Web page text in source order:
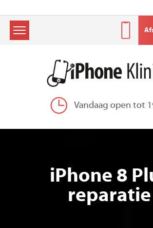
Vandaag open tot
iPhone 8
reparatie